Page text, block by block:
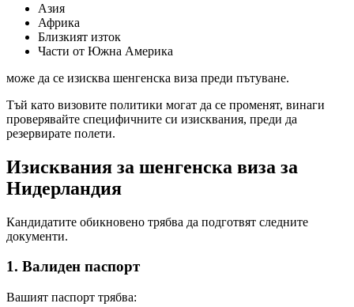
Азия
Африка
Близкият изток
Части от Южна Америка
може да се изисква шенгенска виза преди пътуване.
Тъй като визовите политики могат да се променят, винаги
проверявайте специфичните си изисквания, преди да
резервирате полети.
Изисквания за шенгенска виза за
Нидерландия
Кандидатите обикновено трябва да подготвят следните
документи.
1. Валиден паспорт
Вашият паспорт трябва: